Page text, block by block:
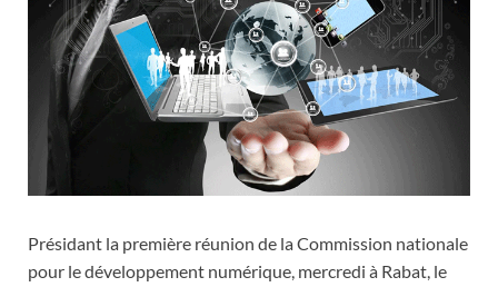
Présidant la première réunion de la Commission nationale
pour le développement numérique, mercredi à Rabat, le